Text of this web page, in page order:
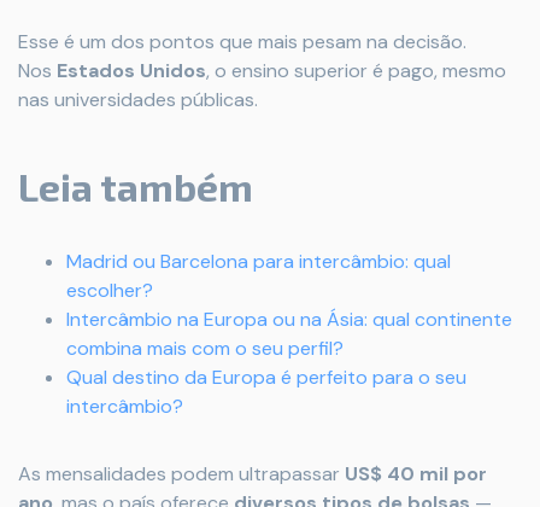
Esse é um dos pontos que mais pesam na decisão.
Nos Estados Unidos, o ensino superior é pago, mesmo
nas universidades públicas.
Leia também
Madrid ou Barcelona para intercâmbio: qual
escolher?
Intercâmbio na Europa ou na Ásia: qual continente
combina mais com o seu perfil?
Qual destino da Europa é perfeito para o seu
intercâmbio?
As mensalidades podem ultrapassar US$ 40 mil por